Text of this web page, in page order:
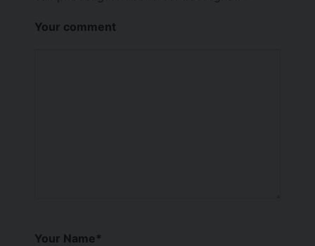
Your comment
Your Name*